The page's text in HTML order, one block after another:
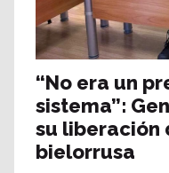
“No era un
sistema”:
su liberación
bielorrusa